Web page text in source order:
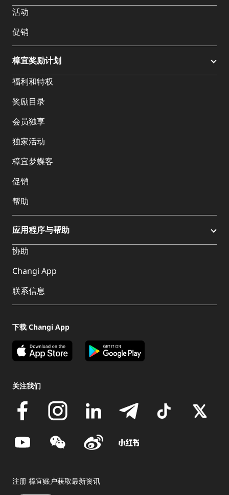
活动
促销
樟宜奖励计划
福利和特权
奖励目录
会员独享
独家活动
樟宜梦蝶客
促销
帮助
应用程序与帮助
协助
Changi App
联系信息
下载 Changi App
关注我们
注册 樟宜账户获取最新资讯